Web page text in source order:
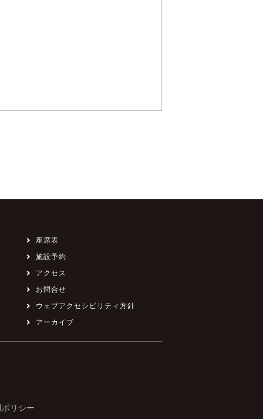
座席表
施設予約
アクセス
お問合せ
ウェブアクセシビリティ方針
アーカイブ
リシー